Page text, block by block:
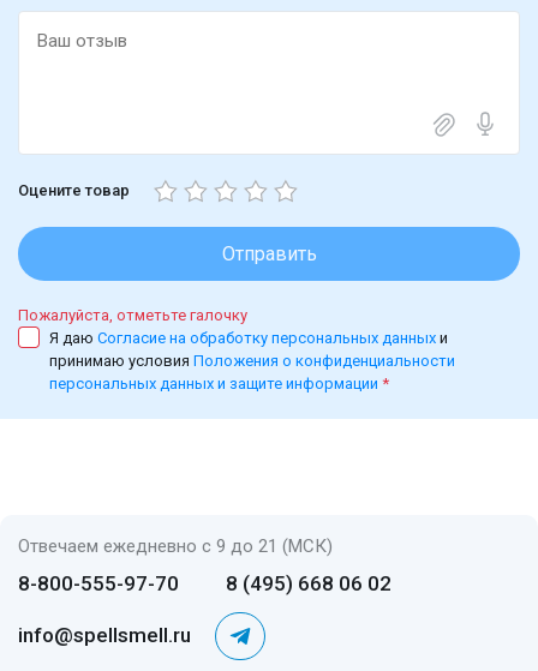
приятно получить в подарок. Он очень нежный и
женственный, уютный и очень милый. А называется
Оцените товар
Отправить
Пожалуйста, отметьте галочку
Я даю Согласие на обработку персональных данных и
принимаю условия Положения о конфиденциальности
персональных данных и защите информации *
Отвечаем ежедневно с 9 до 21 (МСК)
8-800-555-97-70 8 (495) 668 06 02
info@spellsmell.ru